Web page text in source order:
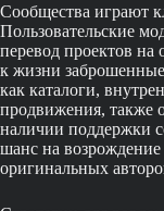
Сообщества играют
Пользовательские
перевод проектов
к жизни
как каталоги,
продвижения, также
наличии поддержки
шанс на
оригинальных